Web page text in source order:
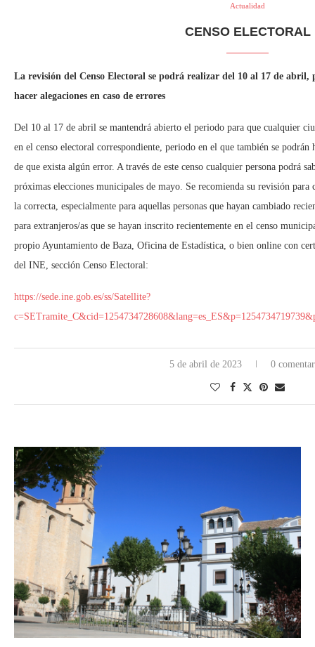
Actualidad
CENSO ELECTORAL
La revisión del Censo Electoral se podrá realizar del 10 al 17 de abril,
hacer alegaciones en caso de errores
Del 10 al 17 de abril se mantendrá abierto el periodo para que cualquier
en el censo electoral correspondiente, periodo en el que también se podrán
de que exista algún error. A través de este censo cualquier persona podrá
próximas elecciones municipales de mayo. Se recomienda su revisión
la correcta, especialmente para aquellas personas que hayan cambiado
para extranjeros/as que se hayan inscrito recientemente en el censo
propio Ayuntamiento de Baza, Oficina de Estadística, o bien online con
del INE, sección Censo Electoral:
https://sede.ine.gob.es/ss/Satellite?
5 de abril de 2023 0